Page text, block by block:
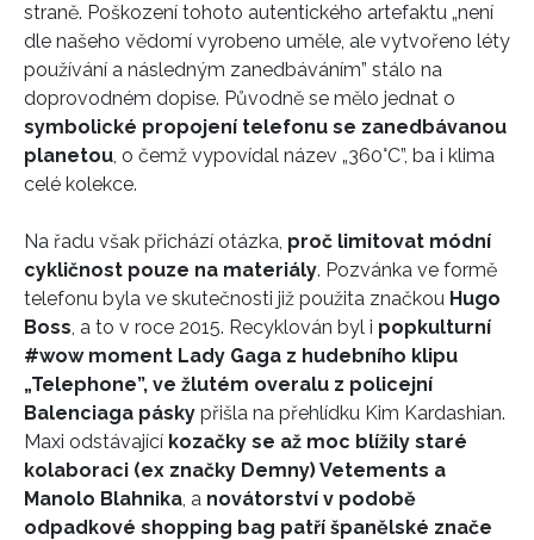
straně. Poškození tohoto autentického artefaktu „není
dle našeho vědomí vyrobeno uměle, ale vytvořeno léty
používání a následným zanedbáváním” stálo na
doprovodném dopise. Původně se mělo jednat o
symbolické propojení telefonu se zanedbávanou
planetou , o čemž vypovídal název „360°C”, ba i klima
celé kolekce.
Na řadu však přichází otázka, proč limitovat módní
cykličnost pouze na materiály. Pozvánka ve formě
telefonu byla ve skutečnosti již použita značkou Hugo
Boss , a to v roce 2015. Recyklován byl i popkulturní
#wow moment Lady Gaga z hudebního klipu
„Telephone”, ve žlutém overalu z policejní
Balenciaga pásky přišla na přehlídku Kim Kardashian.
Maxi odstávající kozačky se až moc blížily staré
kolaboraci (ex značky Demny) Vetements a
Manolo Blahnika , a novátorství v podobě
odpadkové shopping bag patří španělské znače